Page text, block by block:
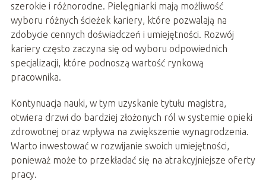
szerokie i różnorodne. Pielęgniarki mają możliwość
wyboru różnych ścieżek kariery, które pozwalają na
zdobycie cennych doświadczeń i umiejętności. Rozwój
kariery często zaczyna się od wyboru odpowiednich
specjalizacji, które podnoszą wartość rynkową
pracownika.
Kontynuacja nauki, w tym uzyskanie tytułu magistra,
otwiera drzwi do bardziej złożonych ról w systemie opieki
zdrowotnej oraz wpływa na zwiększenie wynagrodzenia.
Warto inwestować w rozwijanie swoich umiejętności,
ponieważ może to przekładać się na atrakcyjniejsze oferty
pracy.